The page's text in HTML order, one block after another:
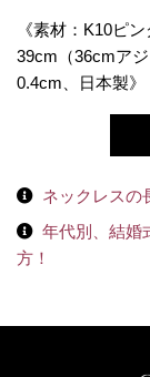
《素材：K10ピ
39cm（36cmア
0.4cm、日本製》
ネックレスの
年代別、結婚
方！